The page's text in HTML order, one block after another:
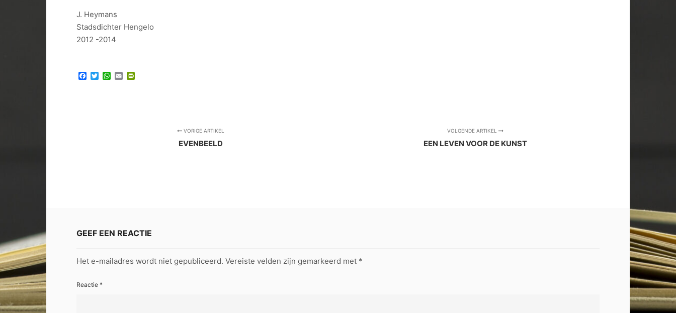
J. Heymans
Stadsdichter Hengelo
2012 -2014
Facebook
TwitterWhatsApp
Email
VORIGE ARTIKEL
EVENBEELD
VOLGENDE ARTIKEL
EEN LEVEN VOOR DE KUNST
GEEF EEN REACTIE
Het e-mailadres wordt niet gepubliceerd. Vereiste velden zijn gemarkeerd met *
Reactie *